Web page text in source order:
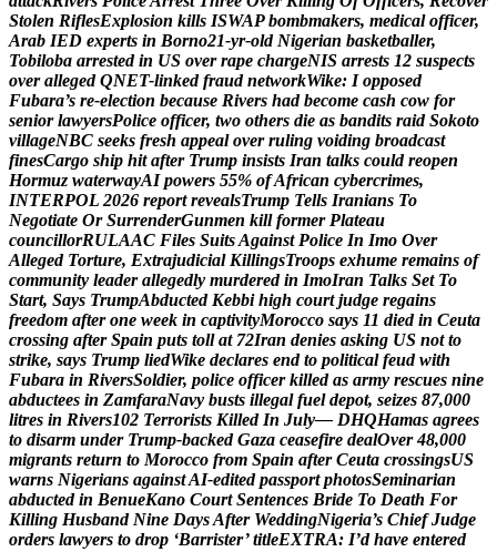
Stolen RiflesExplosion kills ISWAP bombmakers, medical officer,
Arab IED experts in Borno21-yr-old Nigerian basketballer,
Tobiloba arrested in US over rape chargeNIS arrests 12 suspects
over alleged QNET-linked fraud networkWike: I opposed
Fubara’s re-election because Rivers had become cash cow for
senior lawyersPolice officer, two others die as bandits raid Sokoto
villageNBC seeks fresh appeal over ruling voiding broadcast
finesCargo ship hit after Trump insists Iran talks could reopen
Hormuz waterwayAI powers 55% ofAfrican cybercrimes,
INTERPOL 2026 report revealsTrump Tells Iranians To
Negotiate Or SurrenderGunmen kill former Plateau
councillorRULAAC Files SuitsAgainst Police In Imo Over
Alleged Torture, Extrajudicial KillingsTroops exhume remains of
community leader allegedly murdered in ImoIran Talks Set To
Start, Says TrumpAbducted Kebbi high court judge regains
freedom after one week in captivityMorocco says 11 died in Ceuta
crossing after Spain puts toll at 72Iran denies asking US not to
strike, says Trump liedWike declares end to political feud with
Fubara in RiversSoldier, police officer killed as army rescues nine
abductees in ZamfaraNavy busts illegal fuel depot, seizes 87,000
litres in Rivers102 Terrorists Killed In July— DHQHamas agrees
to disarm under Trump-backed Gaza ceasefire dealOver 48,000
migrants return to Morocco from Spain after Ceuta crossingsUS
warns Nigerians againstAI-edited passport photosSeminarian
abducted in BenueKano Court Sentences Bride To Death For
Killing Husband Nine DaysAfter WeddingNigeria’s Chief Judge
orders lawyers to drop ‘Barrister’ titleEXTRA: I’d have entered